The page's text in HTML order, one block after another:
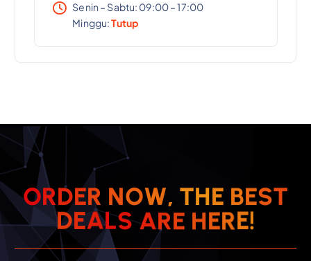
Senin – Sabtu: 09:00 – 17:00
Minggu:Tutup
ORDER NOW, THE BEST
DEALSARE HERE!